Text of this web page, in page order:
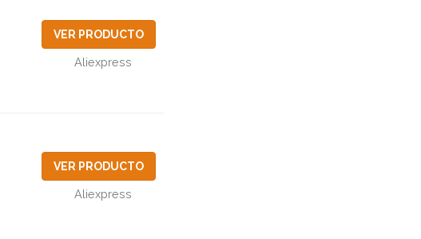
VER PRODUCTO
Aliexpress
VER PRODUCTO
Aliexpress